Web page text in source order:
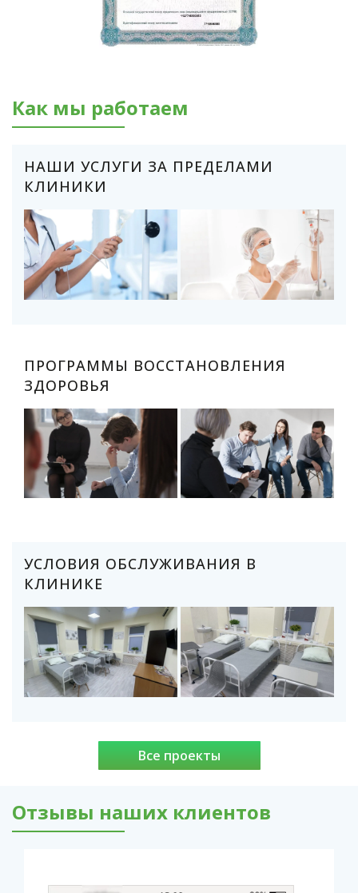
Как мы работаем
НАШИ УСЛУГИ ЗА ПРЕДЕЛАМИ
КЛИНИКИ
ПРОГРАММЫ ВОССТАНОВЛЕНИЯ
ЗДОРОВЬЯ
УСЛОВИЯ ОБСЛУЖИВАНИЯ В
КЛИНИКЕ
Все проекты
Отзывы наших клиентов